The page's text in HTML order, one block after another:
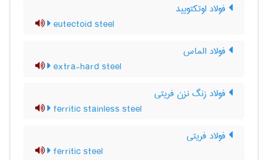
فولاد اوتکتویید
eutectoid steel
فولاد الماس
extra-hard steel
فولاد زنگ نزن فریتی
ferritic stainless steel
فولاد فریتی
ferritic steel